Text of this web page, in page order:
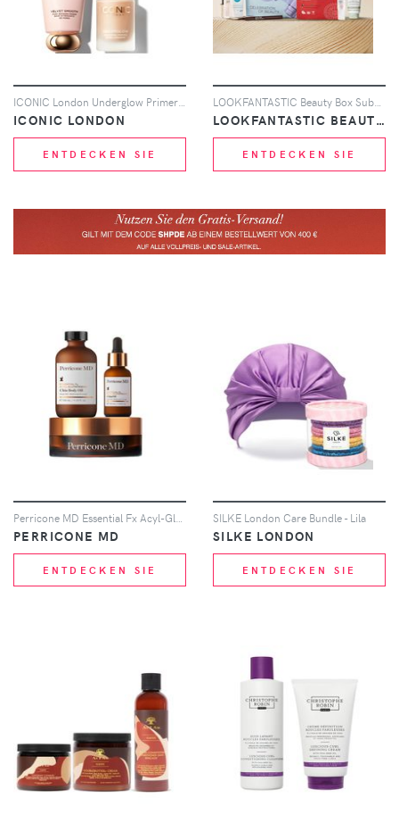
ICONIC London Underglow Primer and Velvet Smooth Primer Duo
ICONIC LONDON
ENTDECKEN SIE
LOOKFANTASTIC Beauty Box Subscription - 1 Month
LOOKFANTASTIC BEAUTY BOX
ENTDECKEN SIE
PERRICONE MD
ENTDECKEN SIE
SILKE London Care Bundle - Lila
SILKE LONDON
ENTDECKEN SIE